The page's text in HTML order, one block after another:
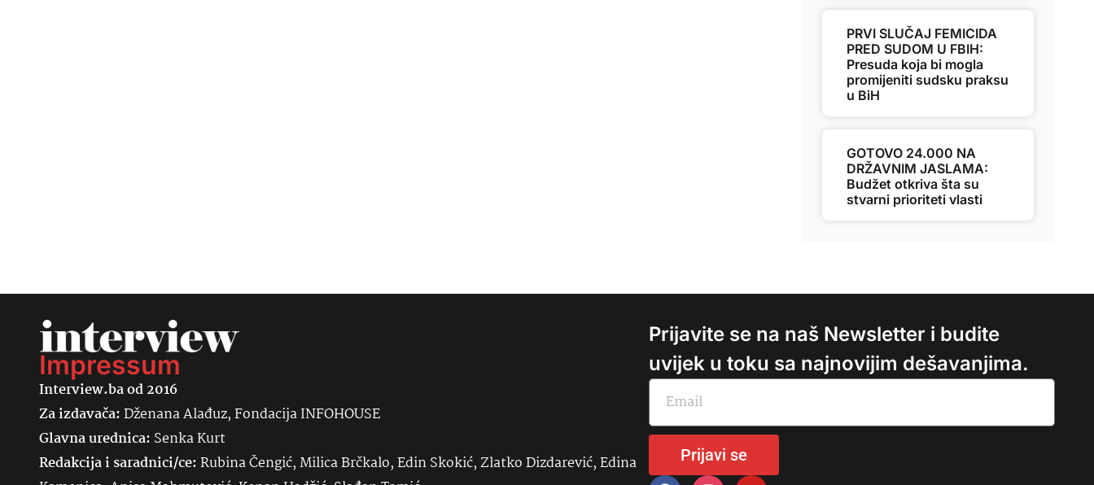
PRVI SLUČAJ FEMICIDA
PRED SUDOM U FBIH:
Presuda koja bi mogla
promijeniti sudsku praksu
u BiH
GOTOVO 24.000 NA
DRŽAVNIM JASLAMA:
Budžet otkriva šta su
stvarni prioriteti vlasti
Impressum
Interview.ba od 2016
Za izdavača:Dženana Alađuz, Fondacija INFOHOUSE
Glavna urednica: SenkaKurt
Redakcija i saradnici/ce:Rubina Čengić, Milica Brčkalo, Edin Skokić, Zlatko Dizdarević, Edina
Prijavite se na naš Newsletter i budite
uvijek u toku sa najnovijim dešavanjima.
Prijavi se